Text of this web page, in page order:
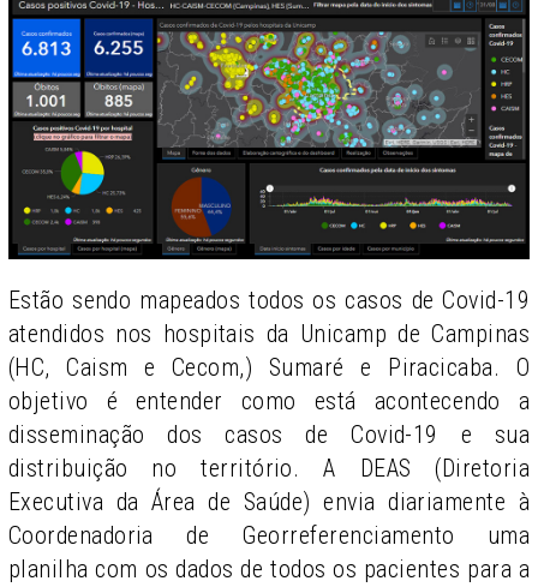
Estão sendo mapeados todos os casos de Covid-19
atendidos nos hospitais da Unicamp de Campinas
(HC, Caism e Cecom,) Sumaré e Piracicaba. O
objetivo é entender como está acontecendo a
disseminação dos casos de Covid-19 e sua
distribuição no território. A DEAS (Diretoria
Executiva da Área de Saúde) envia diariamente à
Coordenadoria de Georreferenciamento uma
planilha com os dados de todos os pacientes para a